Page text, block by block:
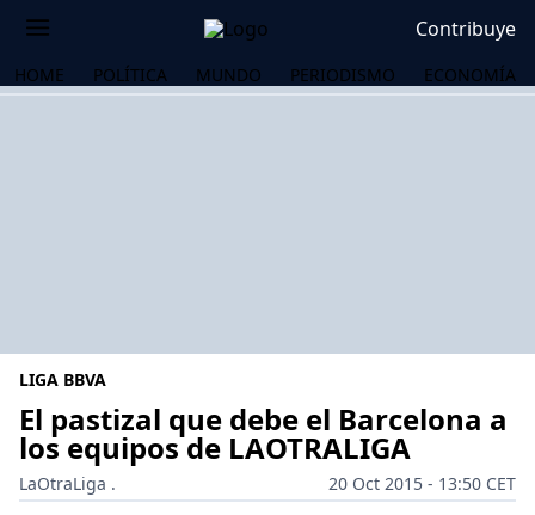
Contribuye
HOME POLÍTICA MUNDO PERIODISMO ECONOMÍA
LIGA BBVA
El pastizal que debe el Barcelona a
los equipos de LAOTRALIGA
LaOtraLiga .
20 Oct 2015 - 13:50 CET